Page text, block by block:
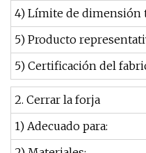
4) Límite de dimensión
5) Producto
5) Certificación del
2. Cerrar la forja
1) Adecuado para: